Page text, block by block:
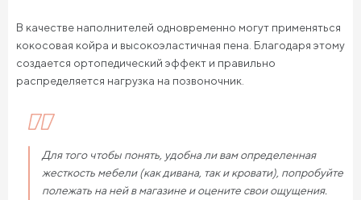
В качестве наполнителей одновременно могут применяться
кокосовая койра и высокоэластичная пена. Благодаря этому
создается ортопедический эффект и правильно
распределяется нагрузка на позвоночник.
Для того чтобы понять, удобна ли вам определенная
жесткость мебели (как дивана, так и кровати), попробуйте
полежать на ней в магазине и оцените свои ощущения.